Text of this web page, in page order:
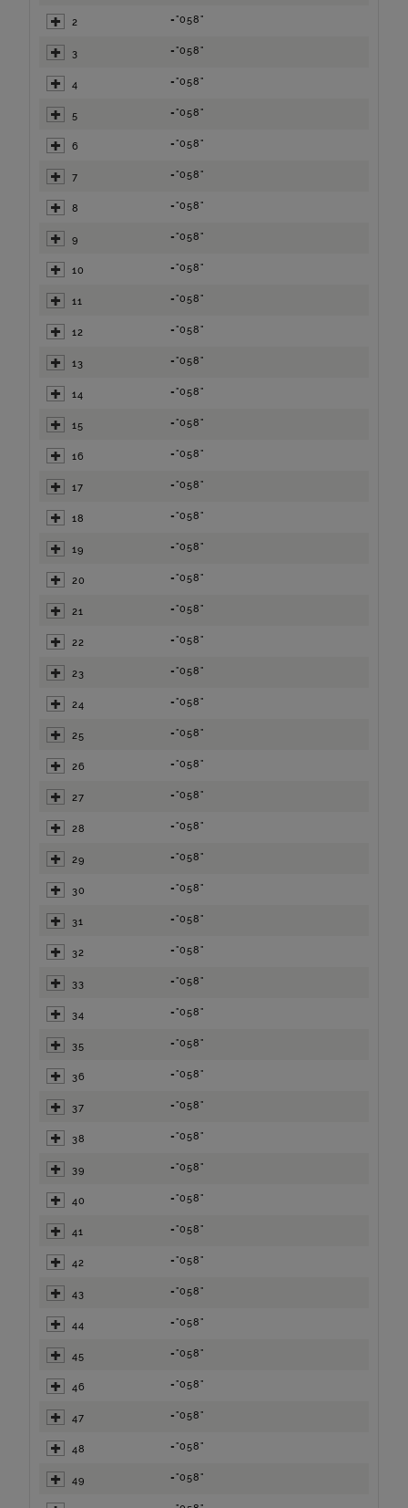
2 ="058"
3 ="058"
4 ="058"
5 ="058"
6 ="058"
7 ="058"
8 ="058"
9 ="058"
10 ="058"
11 ="058"
12 ="058"
13 ="058"
14 ="058"
15 ="058"
16 ="058"
17 ="058"
18 ="058"
19 ="058"
20 ="058"
21 ="058"
22 ="058"
23 ="058"
24 ="058"
25 ="058"
26 ="058"
27 ="058"
28 ="058"
29 ="058"
30 ="058"
31 ="058"
32 ="058"
33 ="058"
34 ="058"
35 ="058"
36 ="058"
37 ="058"
38 ="058"
39 ="058"
40 ="058"
41 ="058"
42 ="058"
43 ="058"
44 ="058"
45 ="058"
46 ="058"
47 ="058"
48 ="058"
49 ="058"